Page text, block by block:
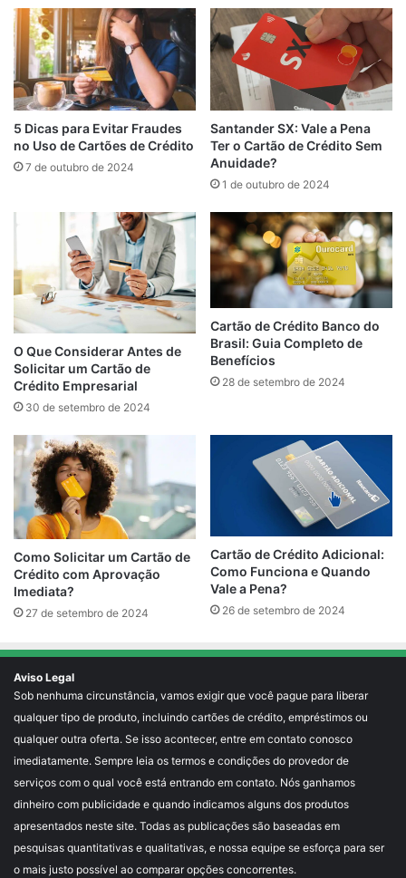
5 Dicas para Evitar Fraudes
no Uso de Cartões de Crédito
7 de outubro de 2024
Santander SX: Vale a Pena
Ter o Cartão de Crédito Sem
Anuidade?
1 de outubro de 2024
O Que Considerar Antes de
Solicitar um Cartão de
Crédito Empresarial
30 de setembro de 2024
Cartão de Crédito Banco do
Brasil: Guia Completo de
Benefícios
28 de setembro de 2024
Como Solicitar um Cartão de
Crédito com Aprovação
Imediata?
27 de setembro de 2024
Cartão de Crédito Adicional:
Como Funciona e Quando
Vale a Pena?
26 de setembro de 2024
Aviso Legal
Sob nenhuma circunstância, vamos exigir que você pague para liberar
qualquer tipo de produto, incluindo cartões de crédito, empréstimos ou
qualquer outra oferta. Se isso acontecer, entre em contato conosco
imediatamente. Sempre leia os termos e condições do provedor de
serviços com o qual você está entrando em contato. Nós ganhamos
dinheiro com publicidade e quando indicamos alguns dos produtos
apresentados neste site. Todas as publicações são baseadas em
pesquisas quantitativas e qualitativas, e nossa equipe se esforça para ser
o mais justo possível ao comparar opções concorrentes.